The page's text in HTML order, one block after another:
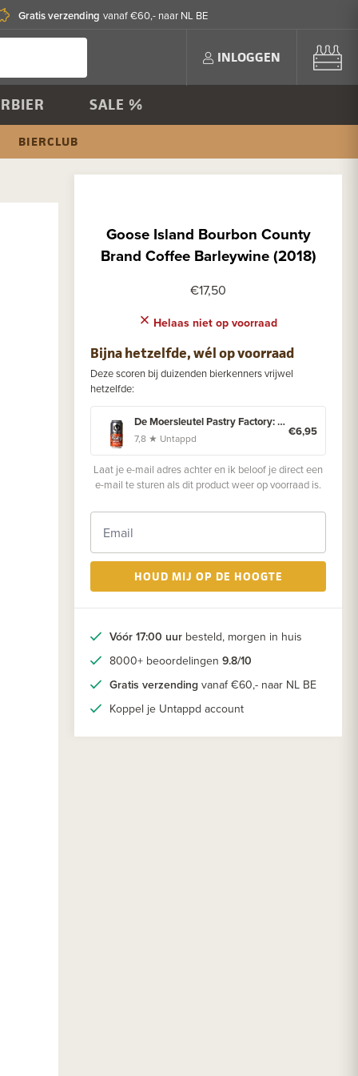
Gratis verzending vanaf €60,- naar NL BE
INLOGGEN
SALE %
BIERCLUB
Goose Island Bourbon County
Brand Coffee Barleywine (2018)
€17,50
Helaas niet op voorraad
Bijna hetzelfde, wél op voorraad
Deze scoren bij duizenden bierkenners vrijwel
hetzelfde:
De Moersleutel Pastry Factory: Coconut Coffee Barley Wine
7,8 ★ Untappd €6,95
Laat je e-mail adres achter en ik beloof je direct een
e-mail te sturen als dit product weer op voorraad is.
HOUD MIJ OP DE HOOGTE
Vóór 17:00 uur besteld, morgen in huis
8000+ beoordelingen 9.8/10
Gratis verzending vanaf €60,- naar NL BE
Koppel je Untappd account